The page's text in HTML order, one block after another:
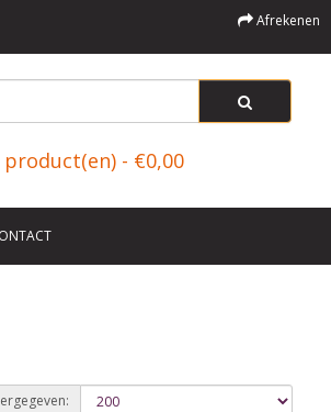
Afrekenen
product(en) - €0,00